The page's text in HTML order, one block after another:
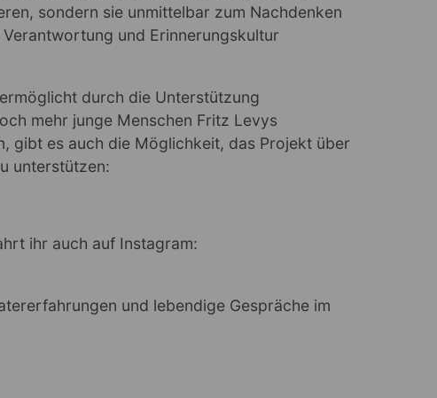
sondern sie unmittelbar zum Nachdenken
und Erinnerungskultur
durch die Unterstützung
mehr junge Menschen Fritz Levys
gibt es auch die Möglichkeit, das Projekt über
unterstützen:
ihr auch auf Instagram:
und lebendige Gespräche im